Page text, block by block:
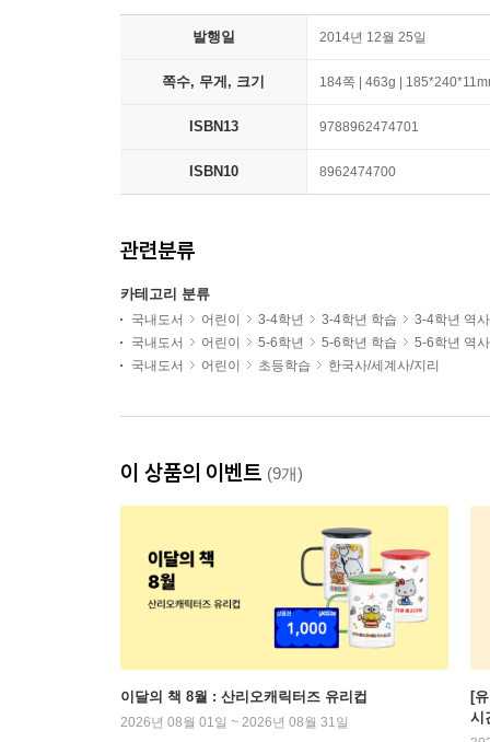
발행일 2014년 12월 25일
쪽수, 무게, 크기 184쪽 | 463g |
ISBN13 9788962474701
ISBN10 8962474700
관련분류
카테고리 분류
국내도서 어린이 3-4학년 3-4학년 학습
3-4학년 역
국내도서
어린이 5-6학년 5-6학년 학습
5-6학년 역
국내도서
어린이 초등학습 한국사/세계사/지리
이 상품의 이벤트 (9개)
이달의 책 8월 : 산리오캐릭터즈 유리컵
2026년 08월 01일 ~ 2026년 08월 31일
[
시